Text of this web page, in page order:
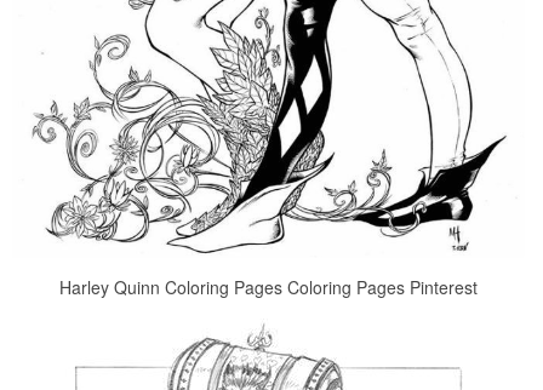
Harley Quinn Coloring Pages Coloring Pages Pinterest